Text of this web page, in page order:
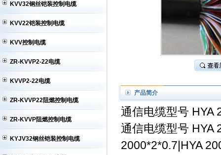
KVV32钢丝铠装控制电缆
KVV22铠装控制电缆
KVV控制电缆
ZR-KVVP2-22电缆
KVVP2-22电缆
ZR-KVVP22阻燃控制电缆
ZR-KVVP阻燃控制电缆
KYJV32钢丝铠装控制电缆
产品简介
通信电缆型号 HYA
通信电缆型号 HYA
2000*2*0.7|HYA